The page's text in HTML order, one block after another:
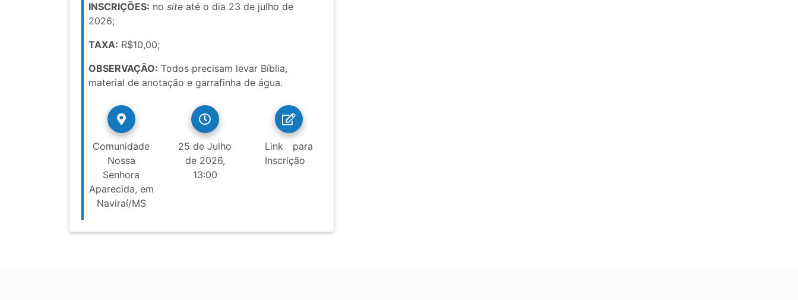
INSCRIÇÕES: no site até o dia 23 de julho de
2026;
TAXA: R$10,00;
OBSERVAÇÃO: Todos precisam levar Bíblia,
material de anotação e garrafinha de água.
Comunidade
Nossa
Senhora
Aparecida, em
Naviraí/MS
25 de Julho
de 2026,
13:00
Link para
Inscrição